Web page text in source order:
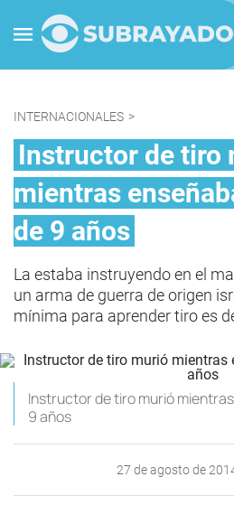
INTERNACIONALES >
Instructor de tiro
mientras
de 9 años
La estaba instruyendo en el
un arma de guerra de origen
mínima para aprender tiro es
Instructor de tiro murió
9 años
27 de agosto de